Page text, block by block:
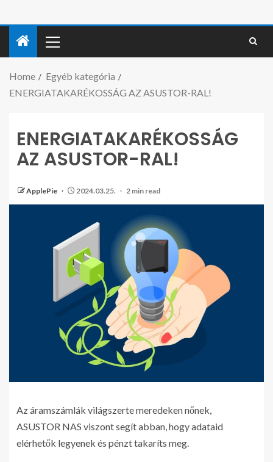
Home
Egyéb kategória
ENERGIATAKARÉKOSSÁG AZ ASUSTOR-RAL!
ENERGIATAKARÉKOSSÁG
AZ ASUSTOR-RAL!
ApplePie 2024.03.25. 2 min read
Az áramszámlák világszerte meredeken nőnek,
ASUSTOR NAS viszont segít abban, hogy adataid
elérhetők legyenek és pénzt takaríts meg.